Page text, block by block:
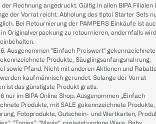
Rechnung angedruckt. Gültig in allen BIPA Filialen
der Vorrat reicht. Abholung des tiptoi Starter Sets
Bei Retournierung der PAMPERS Einkäufe ist
Originalverpackung zu retournieren, andernfalls wird
Ausgenommen "Einfach Preiswert" gekennzeichnete
Produkte, Säuglingsanfangsnahrung,
sowie Pfand. Nicht mit anderen Aktionen und
kaufmännisch gerundet. Solange der Vorrat
ist das günstigste Produkt gratis.
nur im BIPA Online Shop. Ausgenommen „Einfach
Produkte, mit SALE gekennzeichnete Produkte,
Fotoprodukte, Gutschein- und Wertkarten,
“Tonies“, “Mavie“, preisgebundene Ware, Baby